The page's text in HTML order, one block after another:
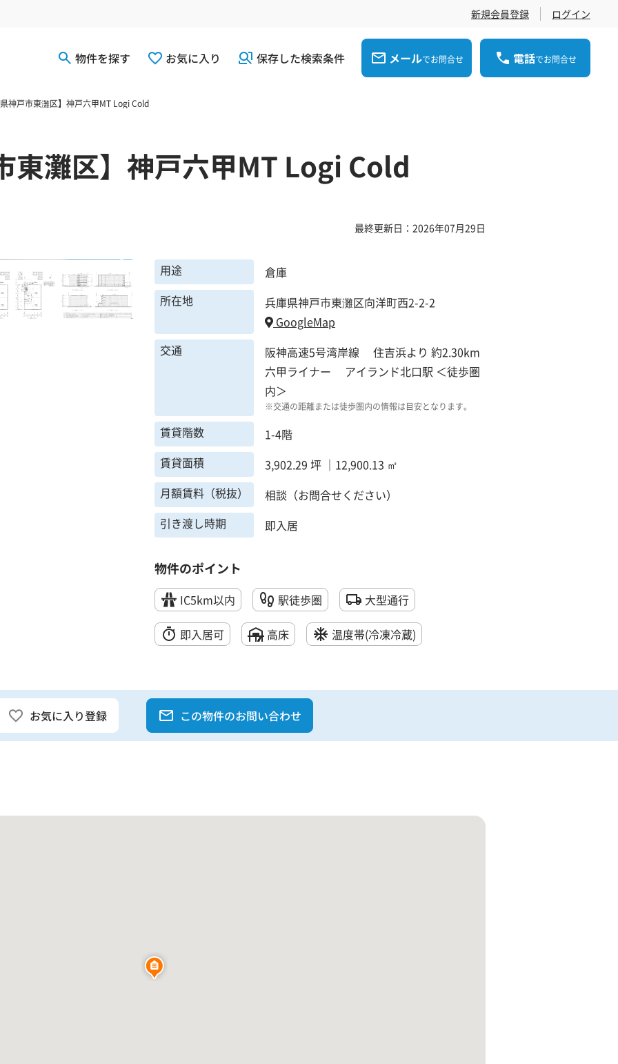
新規会員登録 ログイン
物件を探す お気に入り 保存した検索条件 メールでお問合せ 電話でお問合せ
神戸市東灘区】神戸六甲MT Logi Cold
東灘区】神戸六甲MT Logi Cold
最終更新日：2026年07月29日
用途
倉庫
所在地
兵庫県神戸市東灘区向洋町西2-2-2
GoogleMap
交通
阪神高速5号湾岸線 住吉浜より 約2.30km
六甲ライナー アイランド北口駅 ＜徒歩圏
内＞
※交通の距離または徒歩圏内の情報は目安となります。
賃貸階数
1-4階
賃貸面積
3,902.29 坪 ｜12,900.13 ㎡
月額賃料（税抜）
相談（お問合せください）
引き渡し時期
即入居
物件のポイント
IC5km以内 駅徒歩圏 大型通行
即入居可 高床 温度帯(冷凍冷蔵)
お気に入り登録 この物件のお問い合わせ